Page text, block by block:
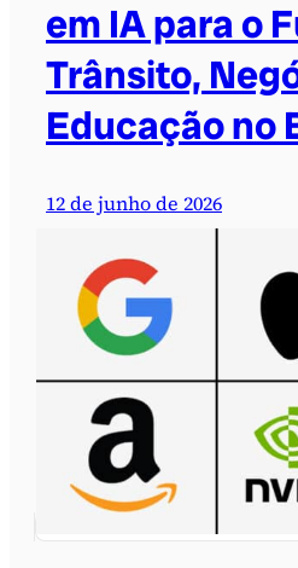
em IA para o
Trânsito,
Educação no
12 de junho de 2026